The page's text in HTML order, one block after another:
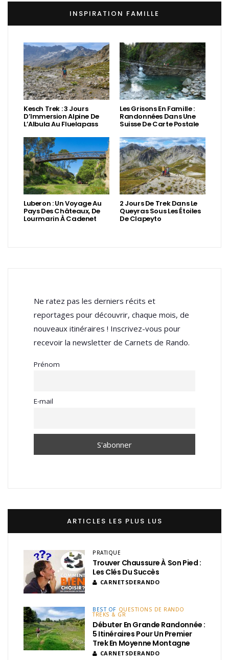
INSPIRATION FAMILLE
Kesch Trek : 3 Jours
D’Immersion Alpine De
L’Albula Au Fluelapass
Les Grisons En Famille :
Randonnées Dans Une
Suisse De Carte Postale
Luberon : Un Voyage Au
Pays Des Châteaux, De
Lourmarin À Cadenet
2 Jours De Trek Dans Le
Queyras Sous Les Étoiles
De Clapeyto
Ne ratez pas les derniers récits et
reportages pour découvrir, chaque mois, de
nouveaux itinéraires ! Inscrivez-vous pour
recevoir la newsletter de Carnets de Rando.
Prénom
E-mail
ARTICLES LES PLUS LUS
PRATIQUE
Trouver Chaussure À Son Pied :
Les Clés Du Succès
CARNETSDERANDO
BEST OF QUESTIONS DE RANDO
TREKS & GR
Débuter En Grande Randonnée :
5 Itinéraires Pour Un Premier
Trek En Moyenne Montagne
CARNETSDERANDO